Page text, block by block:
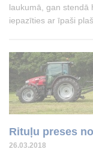
laukumā, gan stendā
iepazīties ar īpaši
Rituļu preses
26.03.2018